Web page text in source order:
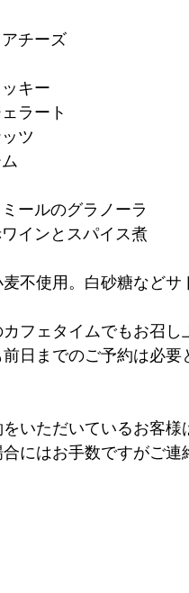
チーズ
キー
ラート
ツ
ールのグラノーラ
インとスパイス煮
不使用。白砂糖などサ
フェタイムでもお召し
前日までのご予約は必要
いただいているお客様
にはお手数ですがご連